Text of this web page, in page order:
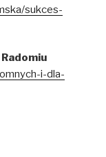
sukces-
i-dla-